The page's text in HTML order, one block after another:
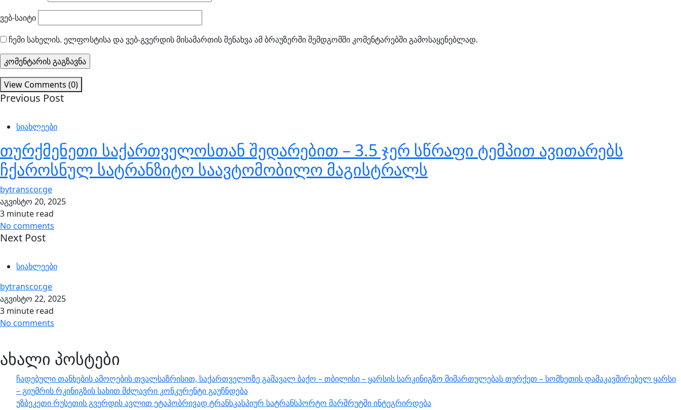
ვებ-საიტი
ჩემი სახელის. ელფოსტისა და ვებ-გვერდის მისამართის შენახვა ამ ბრაუზერში შემდგომში კომენტარებში გამოსაყენებლად.
View Comments (0)
Previous Post
სიახლეები
თურქმენეთი საქართველოსთან შედარებით – 3.5 ჯერ სწრაფი ტემპით ავითარებს
ჩქაროსნულ სატრანზიტო საავტომობილო მაგისტრალს
bytranscor.ge
აგვისტო 20, 2025
3 minute read
No comments
Next Post
სიახლეები
bytranscor.ge
აგვისტო 22, 2025
3 minute read
No comments
ახალი პოსტები
ჩადებული თანხების ამოღების თვალსაზრისით, საქართველოზე გამავალ ბაქო – თბილისი – ყარსის სარკინიგზო მიმართულებას თურქეთ – სომხეთის დამაკავშირებელ ყარსი
– გიუმრის რკინიგზის სახით მძლავრი კონკურენტი გაუჩნდება
უზბეკეთი რუსეთის გვერდის ავლით ეტაპობრივად ტრანსკასპიურ სატრანსპორტო მარშრუტში ინტეგრირდება